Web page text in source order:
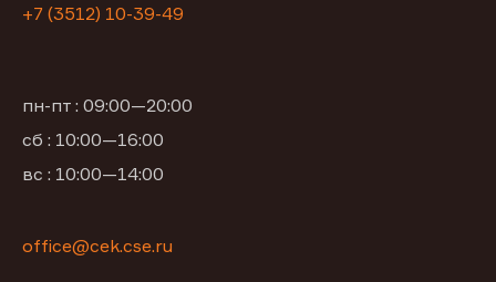
+7 (3512) 10-39-49
пн-пт : 09:00—20:00
сб : 10:00—16:00
вс : 10:00—14:00
office@cek.cse.ru